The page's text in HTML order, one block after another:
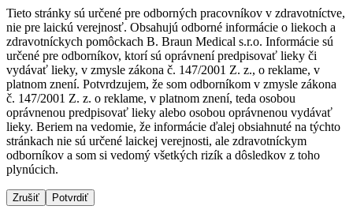
Terapie
Dialyzačné strediská
B. Braun Avitum poskytuje kvalitnú dialyzačnú starostlivosť
vo všetkých svojich strediskách na Slovensku. Viac
Objavte svoje kariérne príležitosti ​v B. Braun. Vyhľadajte náš
trh práce​ pre zaujímavé pozície na Slovensku.​
Médiá
Kontakt
Tieto stránky sú určené pre odborných pracovníkov v zdravotníctve,
nie pre laickú verejnosť. Obsahujú odborné informácie o liekoch a
zdravotníckych pomôckach B. Braun Medical s.r.o. Informácie sú
určené pre odborníkov, ktorí sú oprávnení predpisovať lieky či
vydávať lieky, v zmysle zákona č. 147/2001 Z. z., o reklame, v
platnom znení. Potvrdzujem, že som odborníkom v zmysle zákona
č. 147/2001 Z. z. o reklame, v platnom znení, teda osobou
oprávnenou predpisovať lieky alebo osobou oprávnenou vydávať
lieky. Beriem na vedomie, že informácie ďalej obsiahnuté na týchto
stránkach nie sú určené laickej verejnosti, ale zdravotníckym
odborníkov a som si vedomý všetkých rizík a dôsledkov z toho
plynúcich.
Zrušiť Potvrdiť